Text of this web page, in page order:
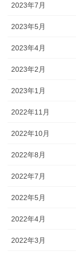
2023年7月
2023年5月
2023年4月
2023年2月
2023年1月
2022年11月
2022年10月
2022年8月
2022年7月
2022年5月
2022年4月
2022年3月